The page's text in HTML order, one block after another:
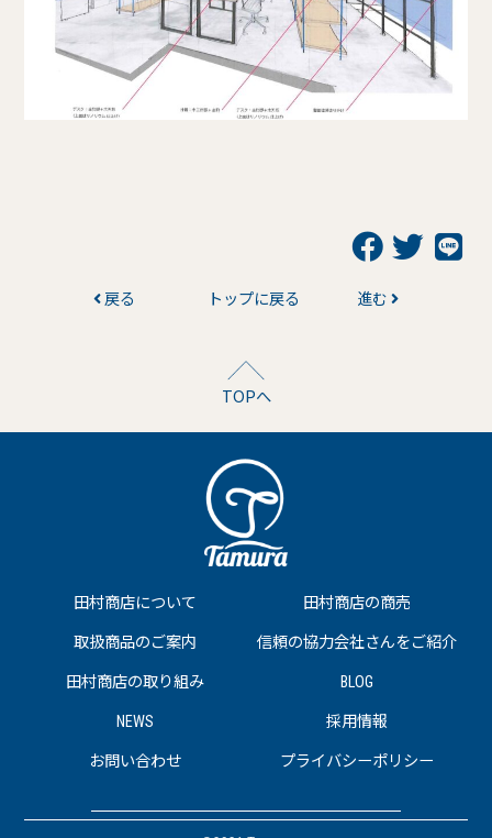
戻る トップに戻る 進む
TOPへ
田村商店について 田村商店の商売
取扱商品のご案内 信頼の協力会社さんをご紹介
田村商店の取り組み BLOG
NEWS 採用情報
お問い合わせ プライバシーポリシー